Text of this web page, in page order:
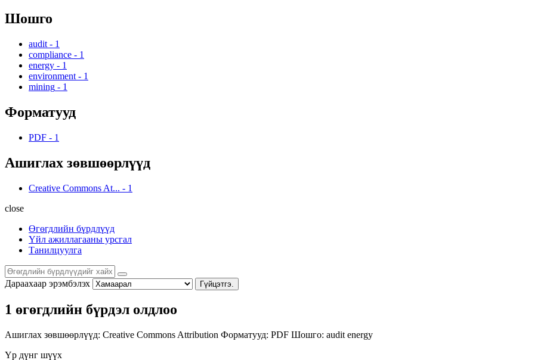
Шошго
audit - 1
compliance - 1
energy - 1
environment - 1
mining - 1
Форматууд
PDF - 1
Ашиглах зөвшөөрлүүд
Creative Commons At... - 1
close
Өгөгдлийн бүрдлүүд
Үйл ажиллагааны урсгал
Танилцуулга
Дараахаар эрэмбэлэх Гүйцэтгэ.
1 өгөгдлийн бүрдэл олдлоо
Ашиглах зөвшөөрлүүд: Creative Commons Attribution Форматууд: PDF Шошго: audit energy
Үр дүнг шүүх